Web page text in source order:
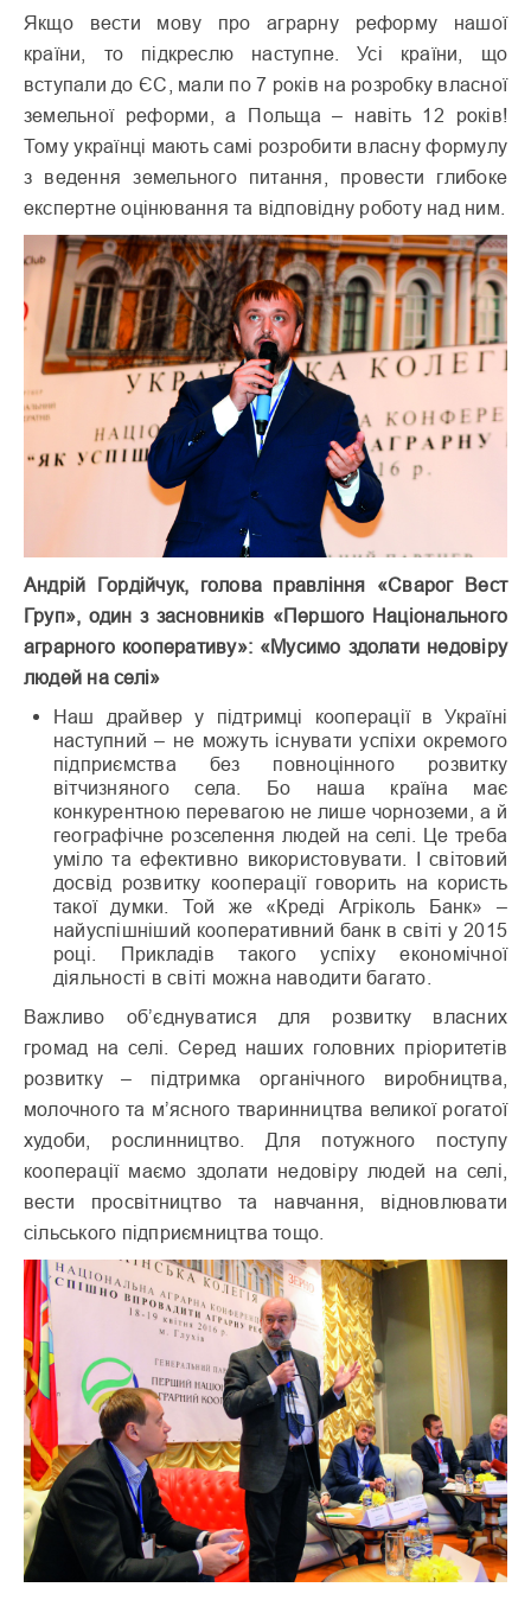
Якщо вести мову про аграрну реформу нашої
країни, то підкреслю наступне. Усі країни, що
вступали до ЄС, мали по 7 років на розробку власної
земельної реформи, а Польща – навіть 12 років!
Тому українці мають самі розробити власну формулу
з ведення земельного питання, провести глибоке
експертне оцінювання та відповідну роботу над ним.
Андрій Гордійчук, голова правління «Сварог Вест
Груп», один з засновників «Першого Національного
аграрного кооперативу»: «Мусимо здолати недовіру
людей на селі»
Наш драйвер у підтримці кооперації в Україні
наступний – не можуть існувати успіхи окремого
підприємства без повноцінного розвитку
вітчизняного села. Бо наша країна має
конкурентною перевагою не лише чорноземи, а й
географічне розселення людей на селі. Це треба
уміло та ефективно використовувати. І світовий
досвід розвитку кооперації говорить на користь
такої думки. Той же «Креді Агріколь Банк» –
найуспішніший кооперативний банк в світі у 2015
році. Прикладів такого успіху економічної
діяльності в світі можна наводити багато.
Важливо об’єднуватися для розвитку власних
громад на селі. Серед наших головних пріоритетів
розвитку – підтримка органічного виробництва,
молочного та м’ясного тваринництва великої рогатої
худоби, рослинництво. Для потужного поступу
кооперації маємо здолати недовіру людей на селі,
вести просвітництво та навчання, відновлювати
сільського підприємництва тощо.